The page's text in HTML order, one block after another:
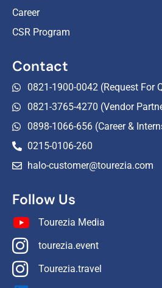
Career
CSR Program
Contact
0821-1900-0042 (Request For
0821-3765-4270 (Vendor
0898-1066-656 (Career &
0215-0106-260
halo-customer@tourezia.com
Follow Us
Tourezia Media
tourezia.event
Tourezia.travel